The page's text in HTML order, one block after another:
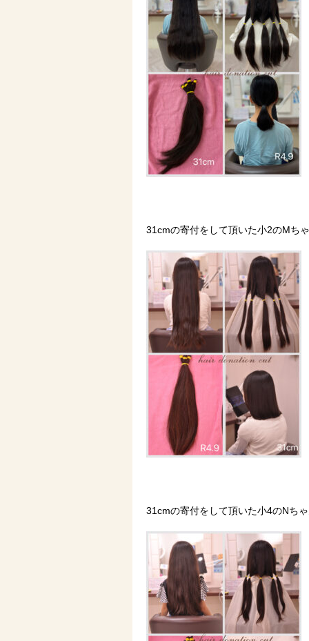
31cmの寄付をして頂いた小2のMち
31cmの寄付をして頂いた小4のNち